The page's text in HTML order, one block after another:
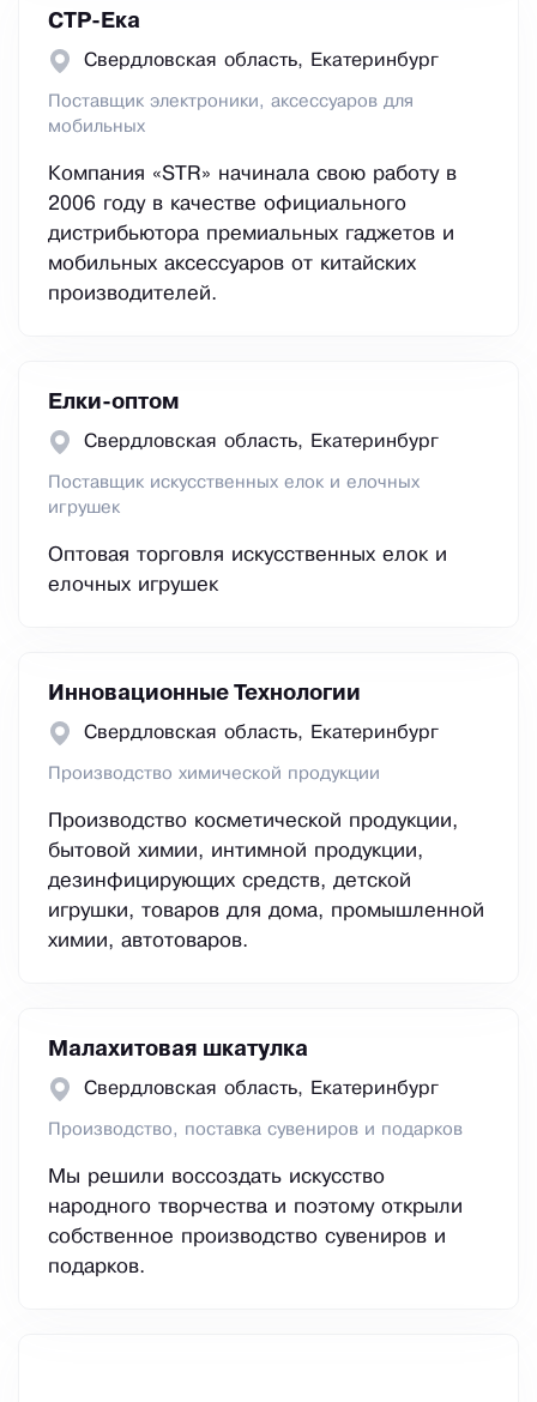
СТР-Ека
Свердловская область, Екатеринбург
Поставщик электроники, аксессуаров для
мобильных
Компания «STR» начинала свою работу в
2006 году в качестве официального
дистрибьютора премиальных гаджетов и
мобильных аксессуаров от китайских
производителей.
Елки-оптом
Свердловская область, Екатеринбург
Поставщик искусственных елок и елочных
игрушек
Оптовая торговля искусственных елок и
елочных игрушек
Инновационные Технологии
Свердловская область, Екатеринбург
Производство химической продукции
Производство косметической продукции,
бытовой химии, интимной продукции,
дезинфицирующих средств, детской
игрушки, товаров для дома, промышленной
химии, автотоваров.
Малахитовая шкатулка
Свердловская область, Екатеринбург
Производство, поставка сувениров и подарков
Мы решили воссоздать искусство
народного творчества и поэтому открыли
собственное производство сувениров и
подарков.